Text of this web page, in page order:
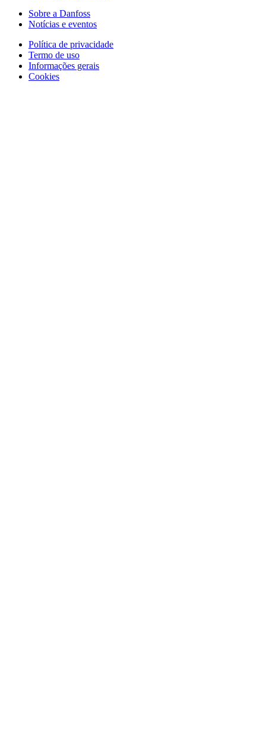
Sobre a Danfoss
Notícias e eventos
Política de privacidade
Termo de uso
Informações gerais
Cookies